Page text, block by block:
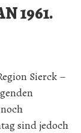
1961.
Sierck –
sind jedoch